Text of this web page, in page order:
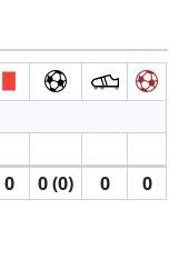
0 0 (0) 0 0